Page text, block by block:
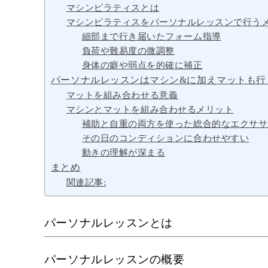
マシンピラティスとは
マシンピラティスをパーソナルレッスンで行う
細部まで行き届いたフォーム指導
負荷や難易度の微調整
身体の癖や弱点を的確に補正
パーソナルレッスンはマシン&に加えマットも行
マットを組み合わせる意義
マシンとマットを組み合わせるメリット
補助と自重の両方を使った総合的なエクサ
その日のコンディションに合わせやすい
動きの理解が深まる
まとめ
関連記事:
パーソナルレッスンとは
パーソナルレッスンの概要